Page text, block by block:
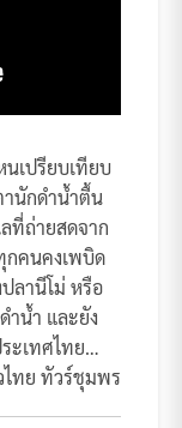
นเปรียบเทียบ
านักดำน้ำตื้น
ที่ถ่ายสดจาก
กคนคงเพบิด
ลานีโม่ หรือ
ำน้ำ และยัง
ะเทศไทย…
ไทย ทัวร์ชุมพร